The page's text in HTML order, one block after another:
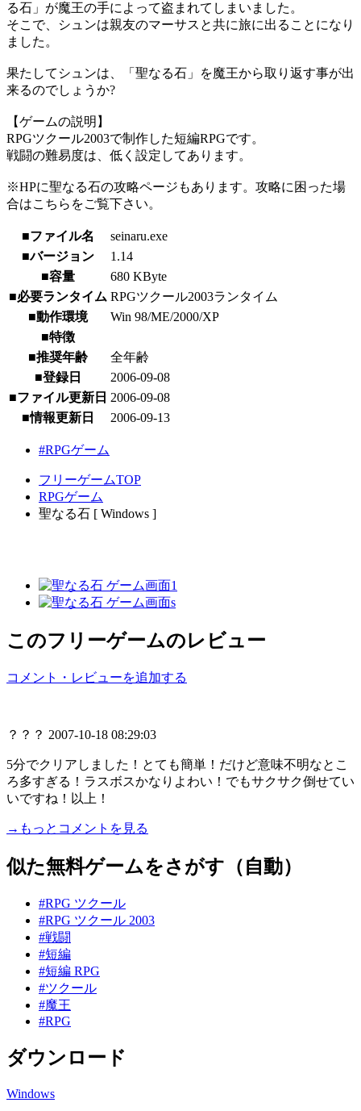
る石」が魔王の手によって盗まれてしまいました。
そこで、シュンは親友のマーサスと共に旅に出ることになり
ました。
果たしてシュンは、「聖なる石」を魔王から取り返す事が出
来るのでしょうか?
【ゲームの説明】
RPGツクール2003で制作した短編RPGです。
戦闘の難易度は、低く設定してあります。
※HPに聖なる石の攻略ページもあります。攻略に困った場
合はこちらをご覧下さい。
■ファイル名
seinaru.exe
■バージョン
1.14
■容量
680 KByte
■必要ランタイム RPGツクール2003ランタイム
■動作環境
Win 98/ME/2000/XP
■特徴
■推奨年齢
全年齢
■登録日
2006-09-08
■ファイル更新日 2006-09-08
■情報更新日
2006-09-13
#RPGゲーム
フリーゲームTOP
RPGゲーム
聖なる石 [ Windows ]
このフリーゲームのレビュー
コメント・レビューを追加する
？？？ 2007-10-18 08:29:03
5分でクリアしました！とても簡単！だけど意味不明なとこ
ろ多すぎる！ラスボスかなりよわい！でもサクサク倒せてい
いですね！以上！
→もっとコメントを見る
似た無料ゲームをさがす（自動）
#RPG ツクール
#RPG ツクール 2003
#戦闘
#短編
#短編 RPG
#ツクール
#魔王
#RPG
ダウンロード
Windows